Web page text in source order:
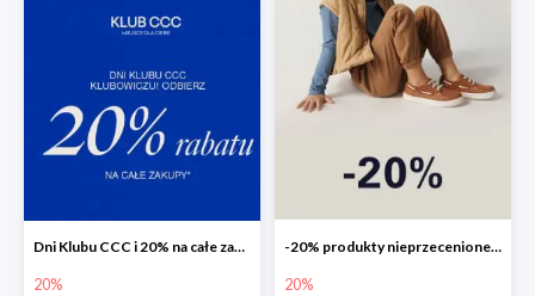
Dni Klubu CCC i 20% na całe zakupy
20%
-20% produkty nieprzecenione 🌼🌷
20%